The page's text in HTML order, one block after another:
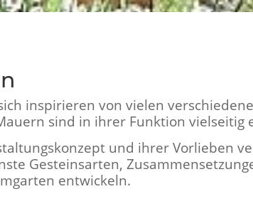
inspirieren von vielen
sind in ihrer Funktion
und ihrer Vorlieben
Gesteinsarten,
entwickeln.